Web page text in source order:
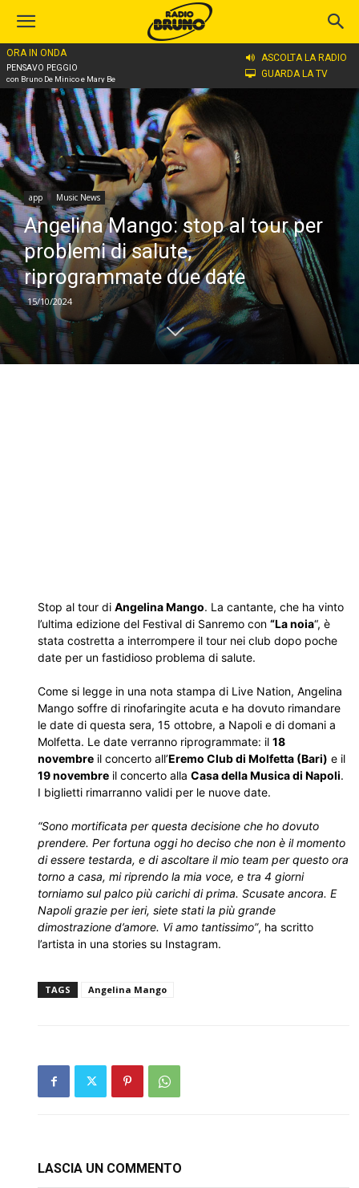
ORA IN ONDA
PENSAVO PEGGIO
con Bruno De Minico e Mary Be
ASCOLTA LA RADIO
GUARDA LA TV
Home
app Music News
Angelina Mango: stop al tour per
problemi di salute,
riprogrammate due date
15/10/2024
Stop al tour di Angelina Mango. La cantante, che ha vinto
l’ultima edizione del Festival di Sanremo con “La noia“, è
stata costretta a interrompere il tour nei club dopo poche
date per un fastidioso problema di salute.
Come si legge in una nota stampa di Live Nation, Angelina
Mango soffre di rinofaringite acuta e ha dovuto rimandare
le date di questa sera, 15 ottobre, a Napoli e di domani a
Molfetta. Le date verranno riprogrammate: il 18
novembre il concerto all’Eremo Club di Molfetta (Bari) e il
19 novembre il concerto alla Casa della Musica di Napoli.
I biglietti rimarranno validi per le nuove date.
“Sono mortificata per questa decisione che ho dovuto
prendere. Per fortuna oggi ho deciso che non è il momento
di essere testarda, e di ascoltare il mio team per questo ora
torno a casa, mi riprendo la mia voce, e tra 4 giorni
torniamo sul palco più carichi di prima. Scusate ancora. E
Napoli grazie per ieri, siete stati la più grande
dimostrazione d’amore. Vi amo tantissimo”, ha scritto
l’artista in una stories su Instagram.
TAGS Angelina Mango
LASCIA UN COMMENTO